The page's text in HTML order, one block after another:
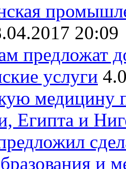
20:09
предложат
услуги
медицину
Египта и
и